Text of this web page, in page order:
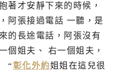
著才安靜下來的時候，
阿張接過電話 一聽，是
的長途電話，阿張沒有
個姐夫、 右一個姐夫，
“彰化外約姐姐在這兒很